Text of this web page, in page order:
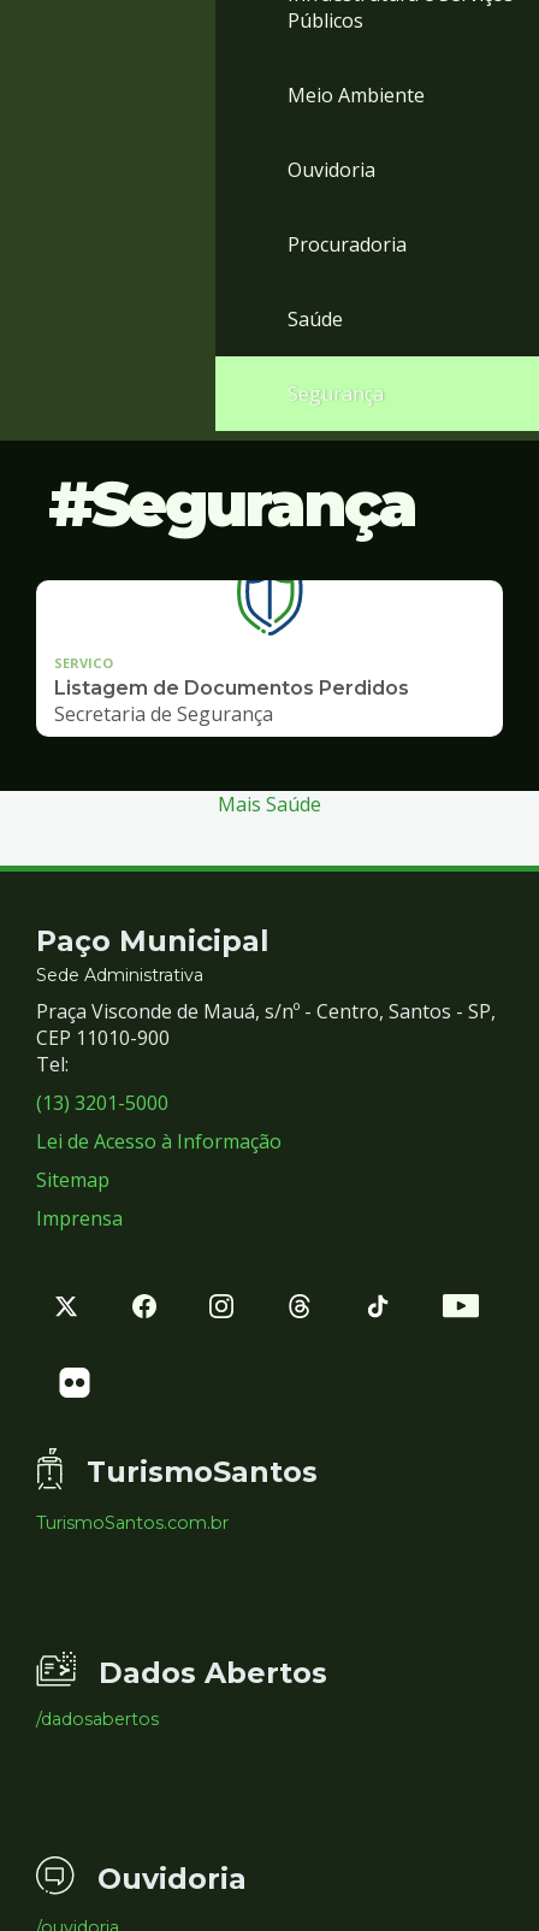
Públicos
Meio Ambiente
Ouvidoria
Procuradoria
Saúde
Segurança
Segurança
SERVICO
Listagem de Documentos Perdidos
Secretaria de Segurança
Mais Saúde
Contato
e
Redes
Sociais
Paço Municipal
Sede Administrativa
Praça Visconde de Mauá, s/nº - Centro, Santos - SP,
CEP 11010-900
Tel:
(13) 3201-5000
Lei de Acesso à Informação
Sitemap
Imprensa
TurismoSantos
TurismoSantos.com.br
Dados Abertos
/dadosabertos
Ouvidoria